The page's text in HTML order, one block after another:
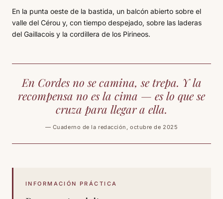
En la punta oeste de la bastida, un balcón abierto sobre el
valle del Cérou y, con tiempo despejado, sobre las laderas
del Gaillacois y la cordillera de los Pirineos.
En Cordes no se camina, se trepa. Y la
recompensa no es la cima — es lo que se
cruza para llegar a ella.
— Cuaderno de la redacción, octubre de 2025
INFORMACIÓN PRÁCTICA